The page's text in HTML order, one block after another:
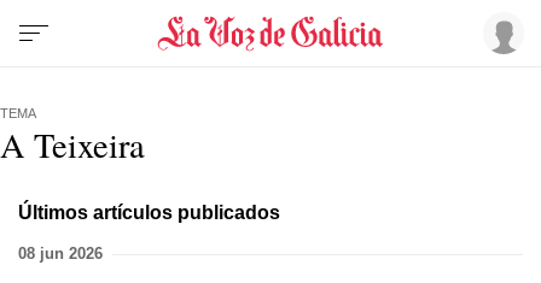
TEMA
A Teixeira
Últimos artículos publicados
08 jun 2026